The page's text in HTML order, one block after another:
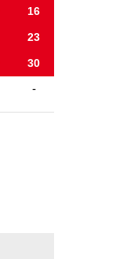
16
23
30
-